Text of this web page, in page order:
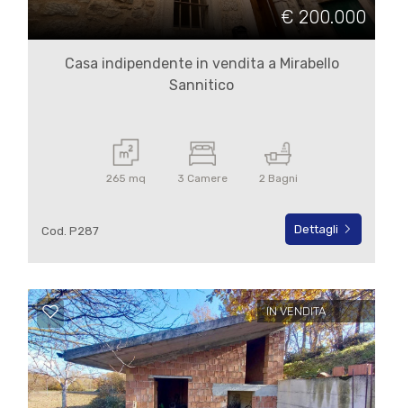
€ 200.000
Casa indipendente in vendita a Mirabello
Sannitico
265 mq 3 Camere 2 Bagni
Cod. P287 Dettagli
IN VENDITA
NOSTRO
CONTATTI
Campobasso
multiscelta
Qualsiasi
Residenziali